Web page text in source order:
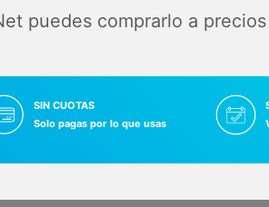
puedes comprarlo a
SIN CUOTAS
Solo pagas por lo que usas